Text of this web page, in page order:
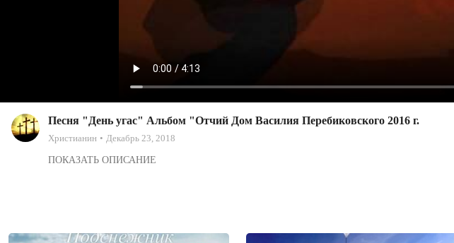
Песня "День угас" Альбом "Отчий Дом Василия Перебиковского 2016 г.
Христианин Декабрь 23, 2018
Альбом "Отчий Дом" песня "День угас" альбом Василия Перебиковского 2016 г.